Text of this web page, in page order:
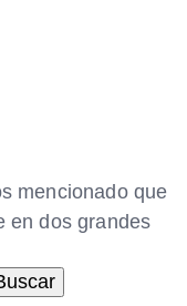
mencionado que
en dos grandes